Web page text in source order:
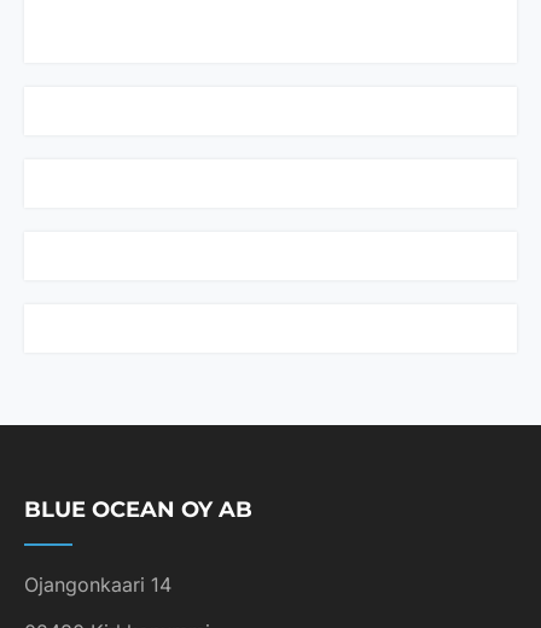
BLUE OCEAN OY AB
Ojangonkaari 14